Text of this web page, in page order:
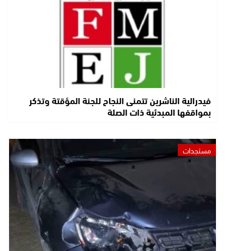
فيدرالية الناشرين تتمنى النجاح للجنة المؤقتة وتذكر
بمواقفها المبدئية ذات الصلة
مستجدات